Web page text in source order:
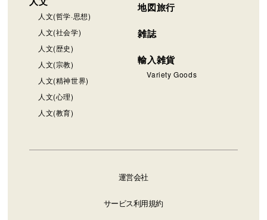
人文(哲学·思想)
人文(社会学)
人文(歴史)
人文(宗教)
人文(精神世界)
人文(心理)
人文(教育)
地図旅行
雑誌
輸入雑貨
Variety Goods
運営会社
サービス利用規約